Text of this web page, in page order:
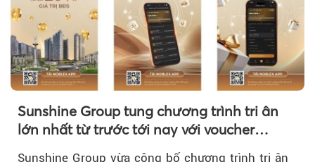
Sunshine Group tung chương trình tri ân
lớn nhất từ trước tới nay với voucher
Sunshine Group vừa công bố chương trình tri ân